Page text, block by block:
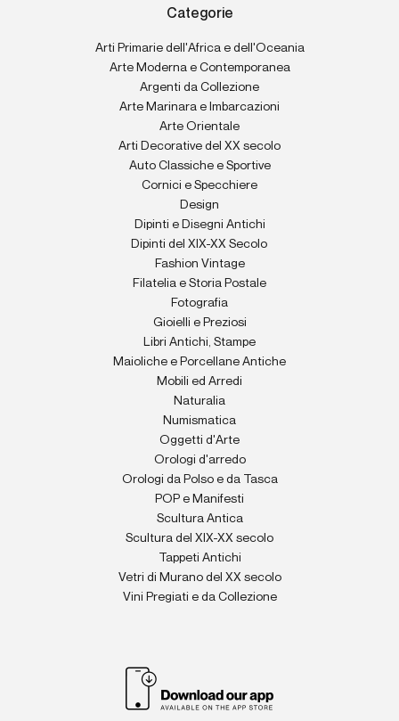
Categorie
Arti Primarie dell'Africa e dell'Oceania
Arte Moderna e Contemporanea
Argenti da Collezione
Arte Marinara e Imbarcazioni
Arte Orientale
Arti Decorative del XX secolo
Auto Classiche e Sportive
Cornici e Specchiere
Design
Dipinti e Disegni Antichi
Dipinti del XIX-XX Secolo
Fashion Vintage
Filatelia e Storia Postale
Fotografia
Gioielli e Preziosi
Libri Antichi, Stampe
Maioliche e Porcellane Antiche
Mobili ed Arredi
Naturalia
Numismatica
Oggetti d'Arte
Orologi d'arredo
Orologi da Polso e da Tasca
POP e Manifesti
Scultura Antica
Scultura del XIX-XX secolo
Tappeti Antichi
Vetri di Murano del XX secolo
Vini Pregiati e da Collezione